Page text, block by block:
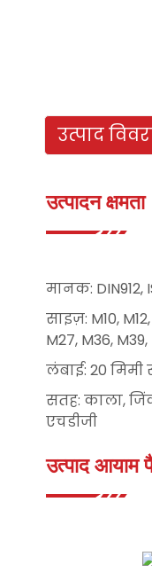
उत्पाद
उत्पादन क्षमता
मानक: DIN912,
साइज़: M10,
M27, M36,
लंबाई: 20
सतह: काला,
एचडीजी
उत्पाद आयाम